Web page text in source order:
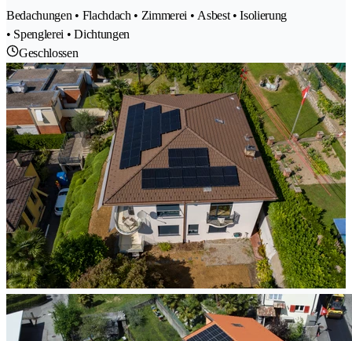
Bedachungen • Flachdach • Zimmerei • Asbest • Isolierung
• Spenglerei • Dichtungen
Geschlossen